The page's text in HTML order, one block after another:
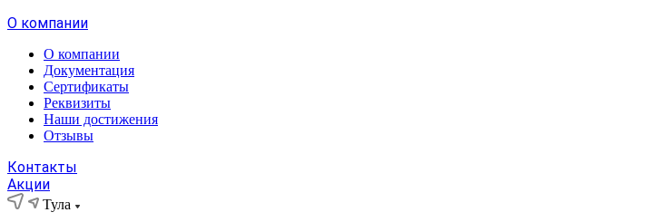
О компании
О компании
Документация
Сертификаты
Реквизиты
Наши достижения
Отзывы
Контакты
Акции
Тула